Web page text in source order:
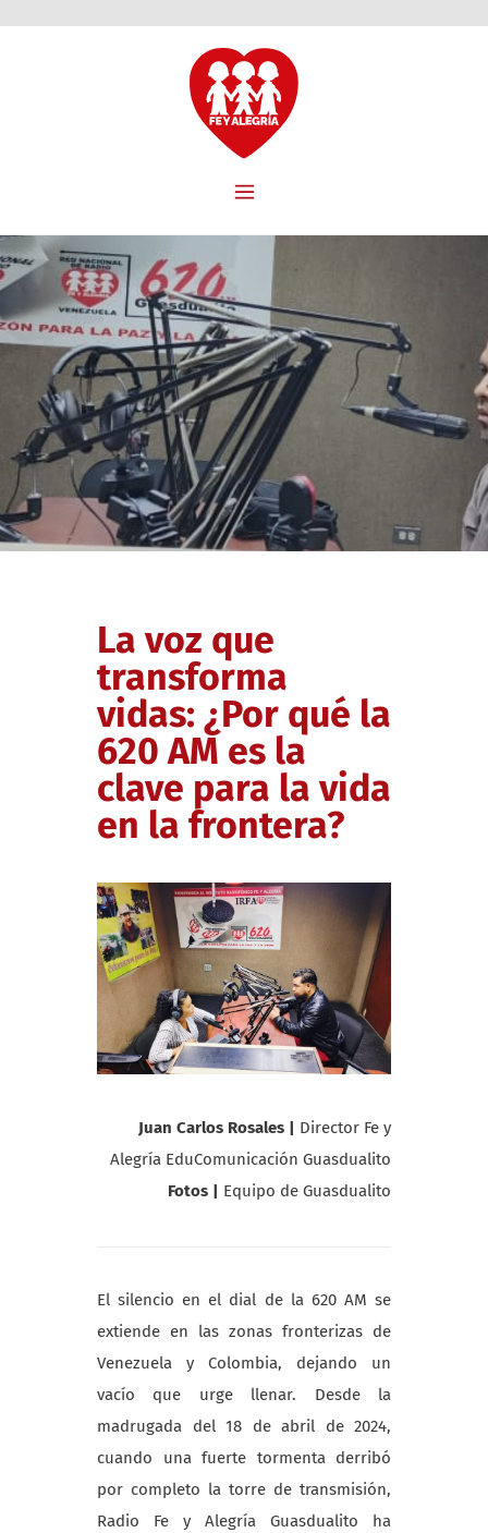
La voz que
transforma
vidas: ¿Por qué la
620 AM es la
clave para la vida
en la frontera?
Juan Carlos Rosales | Director Fe y
Alegría EduComunicación Guasdualito
Fotos | Equipo de Guasdualito
El silencio en el dial de la 620 AM se
extiende en las zonas fronterizas de
Venezuela y Colombia, dejando un
vacío que urge llenar. Desde la
madrugada del 18 de abril de 2024,
cuando una fuerte tormenta derribó
por completo la torre de transmisión,
Radio Fe y Alegría Guasdualito ha